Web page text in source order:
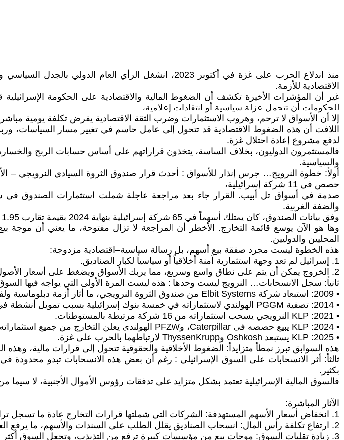
منذ اندلاع الحرب على غزة في أكتوبر 2023، انشغل الرأي
الاقتصادية للأزمة.
غير أن المؤشرات الأخيرة تكشف أن الضغوط المالية والاقتصادية على الحكومة
للحكومات أن تتحمل عزلة سياسية أو انتقادات إعلامية،
إلا أن الأسواق لا ترحم، وهروب الاستثمارات وضرب الثقة الاقتصادية يفرض تكلفة يومية
اللافت أن هذه الضغوط الاقتصادية قد تتحول إلى عامل حاسم في تغيير مسار
لدفع مشروع إعادة احتلال غزة.
فالمستثمرون الدوليون، بخلاف الساسة، يتخذون قراراتهم على أساس حسابات الربح والخسارة،
والسياسية.
أولاً: خطوة النرويج… جرس إنذار للأسواق : أحدث قرار صندوق الثروة السيادي النرويجي –
حصص في 11 شركة إسرائيلية،
صدمة في أسواق تل أبيب. القرار جاء بعد مراجعة عاجلة شملت استثمارات الصندوق
والضفة الغربية.
وفق بيانات الصندوق، كان يمتلك أسهماً في 65 شركة إسرائيلية بنهاية 2024 بقيمة تقارب 1.95 مليار دولار، باع منها حصصاً في شركات طاقة واتصالات العام الماضي لأسباب أخلاقية،
وها هو الآن يوسع قائمة التخارج. الأخطر أن المراجعة لا تزال مفتوحة، ما يعني أن
المحليين والدوليين.
هذه الخطوة ليست مجرد صفقة بيع أسهم، بل رسالة سياسية–اقتصادية مزدوجة:
1. إسرائيل لم تعد وجهة استثمارية آمنة أخلاقياً أو سياسياً لكبار الصناديق.
2. الخروج يمكن أن يتم على نطاق واسع وسريع، مما يربك الأسواق ويضغط على أسعار الأصول.
ثانياً: سجل الانسحابات… النرويج ليست وحدها : هذه ليست المرة الأولى التي يواجه فيها
• 2009: استبعاد شركة Elbit Systems من صندوق الثروة النرويجي، ما أثار أزمة دبلوماسية ولفت أنظار المستثمرين إلى مخاطر الاستثمار في قطاع الدفاع الإسرائيلي.
• 2014: تصفية PGGM الهولندي لاستثماراته في خمسة بنوك إسرائيلية بسبب تمويل أنشطة في المستوطنات.
• 2021: KLP النرويجي يسحب استثماراته من 16 شركة مرتبطة بالمستوطنات.
• 2024: KLP يبيع حصصه في Caterpillar، وPFZW الهولندي يعلن التخارج من جميع استثماراته المدرجة في إسرائيل.
• 2025: KLP يستبعد Oshkosh وThyssenKrupp لارتباطهما بالحرب على غزة.
هذه السوابق تبرز نمطاً متزايداً: الضغوط الأخلاقية والحقوقية تتحول إلى قرارات مالية،
ثالثاً: أثر الانسحابات على السوق الإسرائيلي : رغم أن بعض هذه الانسحابات تبدو محدودة
بكثير.
فالسوق المالية الإسرائيلية تعتمد بشكل متزايد على تدفقات رؤوس الأموال الأجنبية، لا سيما
الآثار المباشرة:
1. انخفاض أسعار الأسهم المستهدفة: الشركات التي شملتها قرارات التخارج عادة ما تسجل تراجعاً فورياً في أسعارها.
2. ارتفاع تكلفة رأس المال: انسحاب الصناديق يقلل الطلب على السندات والأسهم، ما يرفع العوائد المطلوبة.
3. زيادة تقلبات السوق: موجات بيع من مؤسسات كبيرة ترفع من التذبذب، وتجعل السوق أكثر عرضة للمضاربات.